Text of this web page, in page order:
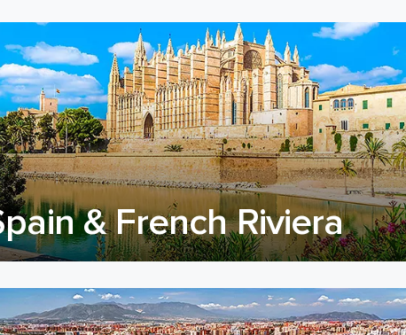
& French Riviera